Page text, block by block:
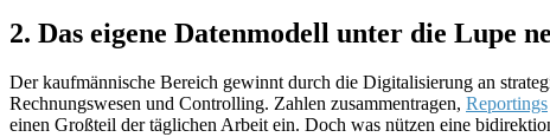
2. Das eigene Datenmodell unter die Lupe
Der kaufmännische Bereich gewinnt durch die Digitalisierung an
Rechnungswesen und Controlling. Zahlen zusammentragen, Reportings
einen Großteil der täglichen Arbeit ein. Doch was nützen eine